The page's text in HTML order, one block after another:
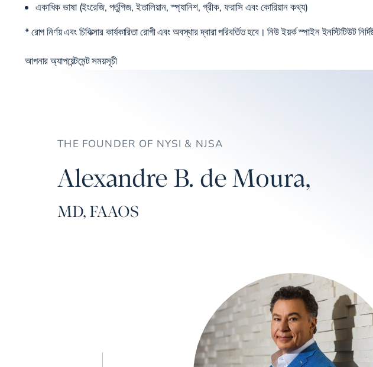
একাধিক ভাষা (ইংরেজি, পর্তুগিজ,ইতালিয়ান, স্প্যানিশ, গ্রীক, ফরাসি এবং কোরিয়ান কথ্য)
* রোগ নির্ণয় এবং চিকিত্সার কার্যকারিতা রোগী এবং অবস্থার দ্বারা পরিবর্তিত হবে। নিউ ইয়র্ক স্পাইন ইনস্টিটিউট
আপনার অ্যাপয়েন্টমেন্ট সময়সূচী
THE FOUNDER OF NYSI & NJSA
Alexandre B. de Moura,
MD, FAAOS